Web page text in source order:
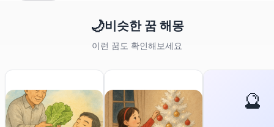
🌙비슷한 꿈 해몽
이런 꿈도 확인해보세요
🔮